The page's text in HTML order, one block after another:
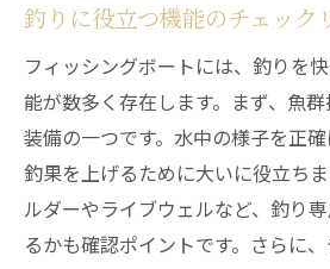
釣りに役立つ機能のチェック
フィッシングボートには、釣りを
能が数多く存在します。まず、魚
装備の一つです。水中の様子を正確
釣果を上げるために大いに役立ち
ルダーやライブウェルなど、釣り
るかも確認ポイントです。さらに